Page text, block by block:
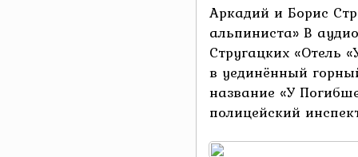
Аркадий и Борис
альпиниста» В
Стругацких «Отель
в уединённый
название «У
полицейский